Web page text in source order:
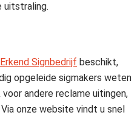
uitstraling.
Erkend Signbedrijf beschikt,
opgeleide sigmakers weten
andere reclame uitingen,
onze website vindt u snel